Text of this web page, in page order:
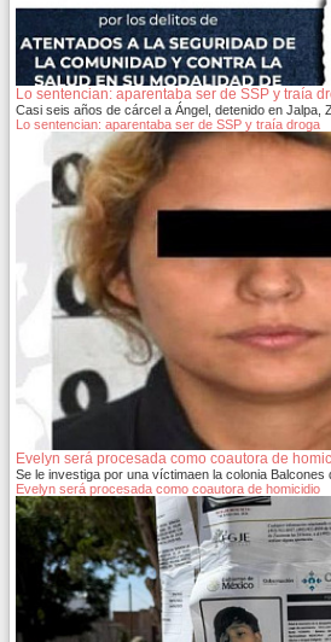
Lo sentencian: aparentaba ser de SSP y traía
Casi seis años de cárcel a Ángel, detenido en Jalpa,
Lo sentencian: aparentaba ser de SSP y traía droga
Evelyn será procesada como coautora de
Se le investiga por una víctimaen la colonia Balcones
Evelyn será procesada como coautora de homicidio